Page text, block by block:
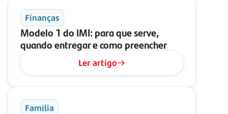
Finanças
Modelo 1 do IMI: para que serve,
quando entregar e como preencher
Ler artigo
Família